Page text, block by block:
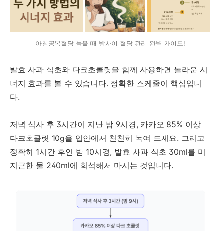
아침공복혈당 높을 때 밤사이 혈당 관리 완벽 가이드!
발효 사과 식초와 다크초콜릿을 함께 사용하면 놀라운 시
너지 효과를 볼 수 있습니다. 정확한 스케줄이 핵심입니
다.
저녁 식사 후 3시간이 지난 밤 9시경, 카카오 85% 이상
다크초콜릿 10g을 입안에서 천천히 녹여 드세요. 그리고
정확히 1시간 후인 밤 10시경, 발효 사과 식초 30ml를 미
지근한 물 240ml에 희석해서 마시는 것입니다.